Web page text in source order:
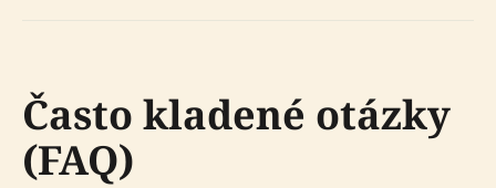
Často kladené otázky
(FAQ)